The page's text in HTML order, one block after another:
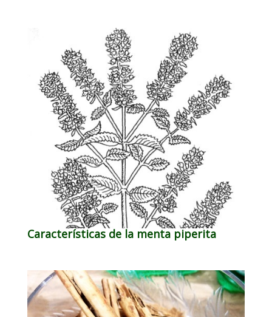
Características de la menta piperita